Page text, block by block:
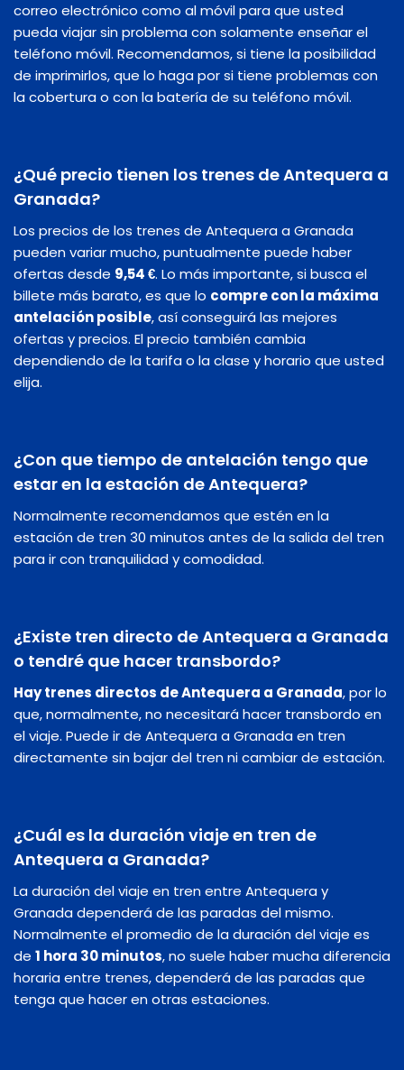
correo electrónico como al móvil para que usted
pueda viajar sin problema con solamente enseñar el
teléfono móvil. Recomendamos, si tiene la posibilidad
de imprimirlos, que lo haga por si tiene problemas con
la cobertura o con la batería de su teléfono móvil.
¿Qué precio tienen los trenes de Antequera a
Granada?
Los precios de los trenes de Antequera a Granada
pueden variar mucho, puntualmente puede haber
ofertas desde 9,54 €. Lo más importante, si busca el
billete más barato, es que lo compre con la máxima
antelación posible, así conseguirá las mejores
ofertas y precios. El precio también cambia
dependiendo de la tarifa o la clase y horario que usted
elija.
¿Con que tiempo de antelación tengo que
estar en la estación de Antequera?
Normalmente recomendamos que estén en la
estación de tren 30 minutos antes de la salida del tren
para ir con tranquilidad y comodidad.
¿Existe tren directo de Antequera a Granada
o tendré que hacer transbordo?
Hay trenes directos de Antequera a Granada, por lo
que, normalmente, no necesitará hacer transbordo en
el viaje. Puede ir de Antequera a Granada en tren
directamente sin bajar del tren ni cambiar de estación.
¿Cuál es la duración viaje en tren de
Antequera a Granada?
La duración del viaje en tren entre Antequera y
Granada dependerá de las paradas del mismo.
Normalmente el promedio de la duración del viaje es
de 1 hora 30 minutos, no suele haber mucha diferencia
horaria entre trenes, dependerá de las paradas que
tenga que hacer en otras estaciones.